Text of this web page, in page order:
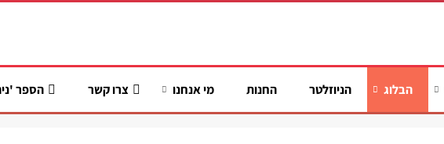
הבלוג הניוזלטר החנות מי אנחנו צרו קשר הספר